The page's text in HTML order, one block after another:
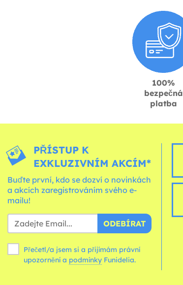
100%
bezpečná
platba
PŘÍSTUP K
EXKLUZIVNÍM AKCÍM*
Buďte první, kdo se dozví o novinkách
a akcích zaregistrováním svého e-
mailu!
ODEBÍRAT
Přečetl/a jsem si a přijímám právní
upozornění a podmínky Funidelia.